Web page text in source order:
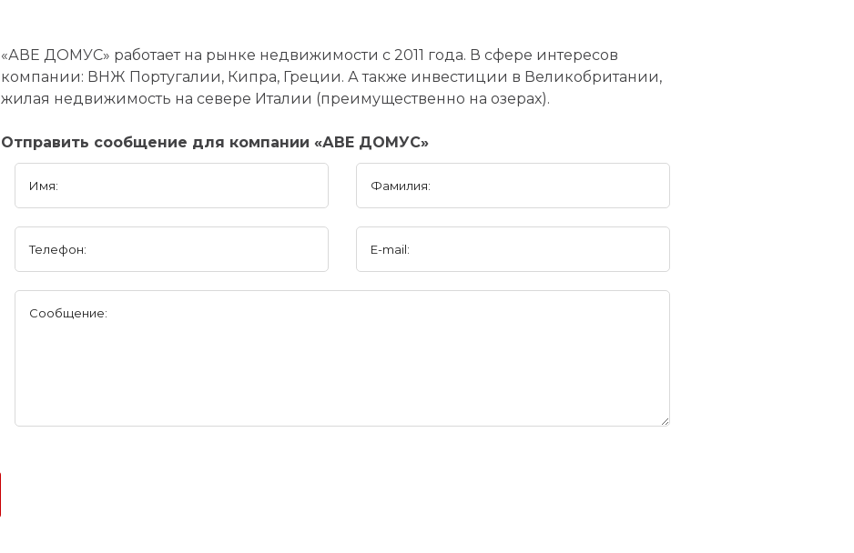
«АВЕ ДОМУС» работает на рынке недвижимости с 2011 года. В сфере интересов
компании: ВНЖ Португалии, Кипра, Греции. А также инвестиции в Великобритании,
жилая недвижимость на севере Италии (преимущественно на озерах).
Отправить сообщение для компании «АВЕ ДОМУС»
Имя: Фамилия:
Телефон: E-mail:
Сообщение: